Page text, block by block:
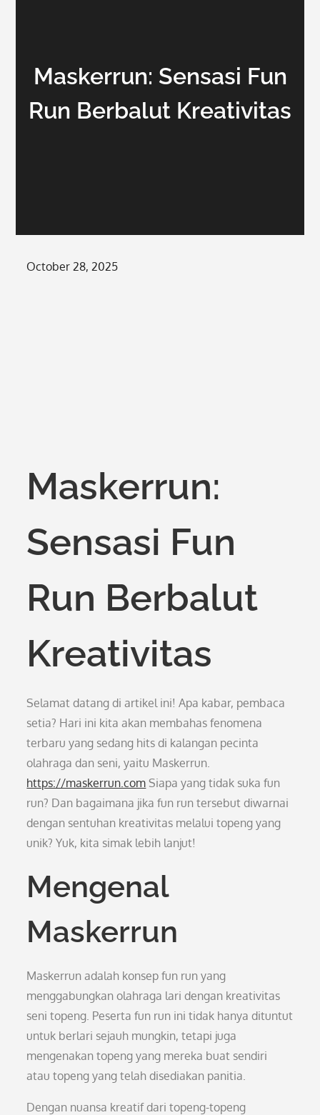
Maskerrun: Sensasi Fun
Run Berbalut Kreativitas
Posted
October 28, 2025
Maskerrun:
Sensasi Fun
Run Berbalut
Kreativitas
Selamat datang di artikel ini! Apa kabar, pembaca
setia? Hari ini kita akan membahas fenomena
terbaru yang sedang hits di kalangan pecinta
olahraga dan seni, yaitu Maskerrun.
https://maskerrun.com Siapa yang tidak suka fun
run? Dan bagaimana jika fun run tersebut diwarnai
dengan sentuhan kreativitas melalui topeng yang
unik? Yuk, kita simak lebih lanjut!
Mengenal
Maskerrun
Maskerrun adalah konsep fun run yang
menggabungkan olahraga lari dengan kreativitas
seni topeng. Peserta fun run ini tidak hanya dituntut
untuk berlari sejauh mungkin, tetapi juga
mengenakan topeng yang mereka buat sendiri
atau topeng yang telah disediakan panitia.
Dengan nuansa kreatif dari topeng-topeng